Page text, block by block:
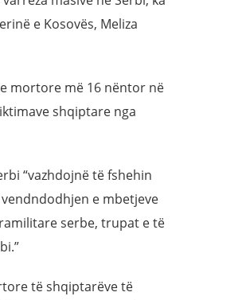
e Kosovës, Meliza
mortore më 16 nëntor në
shqiptare nga
“vazhdojnë të fshehin
e mbetjeve
serbe, trupat e të
të shqiptarëve të